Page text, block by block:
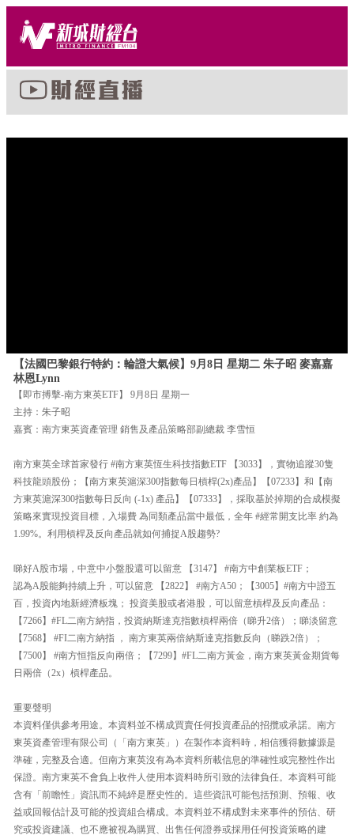
【法國巴黎銀行特約：輪證大氣候】9月8日 星期二 朱子昭 麥嘉嘉
林恩Lynn
【即市搏擊-南方東英ETF】 9月8日 星期一
主持：朱子昭
嘉賓：南方東英資產管理 銷售及產品策略部副總裁 李雪恒
南方東英全球首家發行 #南方東英恆生科技指數ETF 【3033】，實物追蹤30隻
科技龍頭股份；【南方東英滬深300指數每日槓桿(2x)產品】【07233】和【南
方東英滬深300指數每日反向 (-1x) 產品】【07333】，採取基於掉期的合成模擬
策略來實現投資目標，入場費 為同類產品當中最低，全年 #經常開支比率 約為
1.99%。利用槓桿及反向產品就如何捕捉A股趨勢?
睇好A股市場，中意中小盤股還可以留意 【3147】 #南方中創業板ETF；
認為A股能夠持續上升，可以留意 【2822】 #南方A50；【3005】#南方中證五
百，投資內地新經濟板塊； 投資美股或者港股，可以留意槓桿及反向產品：
【7266】#FL二南方納指，投資納斯達克指數槓桿兩倍（睇升2倍）；睇淡留意
【7568】 #FI二南方納指 ， 南方東英兩倍納斯達克指數反向（睇跌2倍）；
【7500】 #南方恒指反向兩倍；【7299】#FL二南方黃金，南方東英黃金期貨每
日兩倍（2x）槓桿產品。
重要聲明
本資料僅供參考用途。本資料並不構成買賣任何投資產品的招攬或承諾。南方
東英資產管理有限公司（「南方東英」）在製作本資料時，相信獲得數據源是
準確，完整及合適。但南方東英沒有為本資料所載信息的準確性或完整性作出
保證。南方東英不會負上收件人使用本資料時所引致的法律負任。本資料可能
含有「前瞻性」資訊而不純綷是歷史性的。這些資訊可能包括預測、預報、收
益或回報估計及可能的投資組合構成。本資料並不構成對未來事件的預估、研
究或投資建議、也不應被視為購買、出售任何證券或採用任何投資策略的建